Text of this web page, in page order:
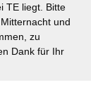
TE liegt. Bitte
und
zu
Dank für Ihr